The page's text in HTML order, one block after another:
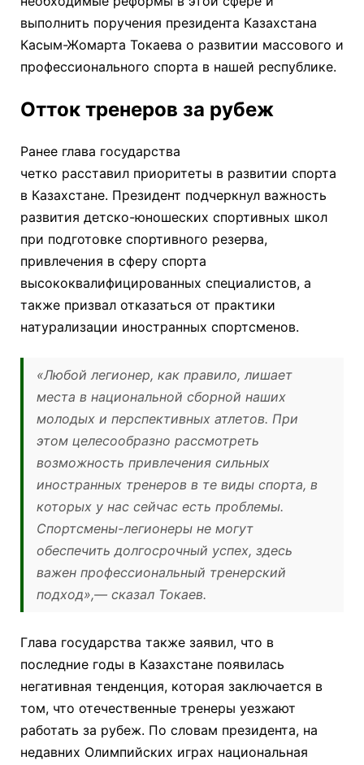
выполнить поручения президента Казахстана
Касым-Жомарта Токаева о развитии массового и
профессионального спорта в нашей республике.
Отток тренеров за рубеж
Ранее глава государства
четко расставил приоритеты в развитии спорта
в Казахстане. Президент подчеркнул важность
развития детско-юношеских спортивных школ
при подготовке спортивного резерва,
привлечения в сферу спорта
высококвалифицированных специалистов, а
также призвал отказаться от практики
натурализации иностранных спортсменов.
«Любой легионер, как правило, лишает
места в национальной сборной наших
молодых и перспективных атлетов. При
этом целесообразно рассмотреть
возможность привлечения сильных
иностранных тренеров в те виды спорта, в
которых у нас сейчас есть проблемы.
Спортсмены-легионеры не могут
обеспечить долгосрочный успех, здесь
важен профессиональный тренерский
подход»,— сказал Токаев.
Глава государства также заявил, что в
последние годы в Казахстане появилась
негативная тенденция, которая заключается в
том, что отечественные тренеры уезжают
работать за рубеж. По словам президента, на
недавних Олимпийских играх национальная